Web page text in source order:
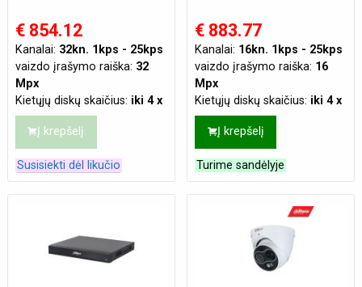
€ 854.12
Kanalai: 32kn. 1kps - 25kps
vaizdo įrašymo raiška: 32
Mpx
Kietųjų diskų skaičius: iki 4 x
3.5"
Maks. duomenų srautas:
384Mbps
Savybės: AI (Žmogaus
veido aptikimo funkcija),
Video jungtys:HDMI
Į krepšelį
Susisiekti dėl likučio
€ 883.77
Kanalai: 16kn. 1kps - 25kps
vaizdo įrašymo raiška: 16
Mpx
Kietųjų diskų skaičius: iki 4 x
3.5"
Maks. duomenų srautas:
256Mbps
Savybės:AI (Žmogaus
veido aptikimo funkcija),
(Smart Motion Detection)
PoE sąsajos:16
Video jungtys:HDMI
Į krepšelį
Turime sandėlyje